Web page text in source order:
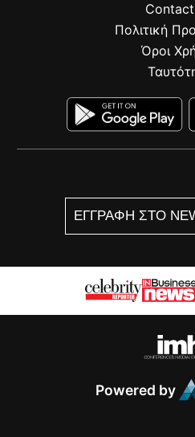
ΕΓΓΡΑΦΗ ΣΤΟ
Πολιτική
Όροι
Powered by